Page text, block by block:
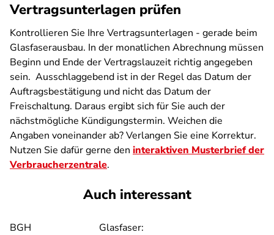
Vertragsunterlagen prüfen
Kontrollieren Sie Ihre Vertragsunterlagen - gerade beim
Glasfaserausbau. In der monatlichen Abrechnung müssen
Beginn und Ende der Vertragslauzeit richtig angegeben
sein. Ausschlaggebend ist in der Regel das Datum der
Auftragsbestätigung und nicht das Datum der
Freischaltung. Daraus ergibt sich für Sie auch der
nächstmögliche Kündigungstermin. Weichen die
Angaben voneinander ab? Verlangen Sie eine Korrektur.
Nutzen Sie dafür gerne den interaktiven Musterbrief der
Verbraucherzentrale.
Auch interessant
BGH
Glasfaser: